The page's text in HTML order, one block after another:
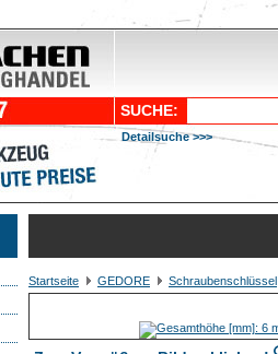
SUCHE:
Detailsuche >>>
Startseite GEDORE Schraubenschlüssel